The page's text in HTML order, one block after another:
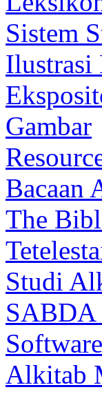
Sistem
Ilustrasi
Gambar
Bacaan
The
Studi
SABDA
Alkitab